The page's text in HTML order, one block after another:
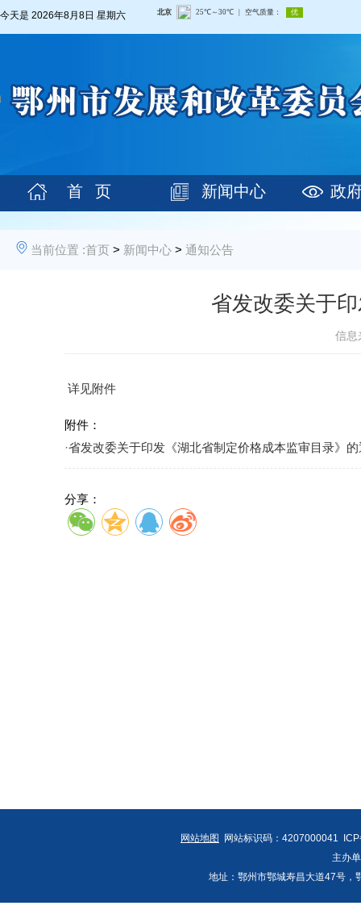
今天是 2026年8月8日 星期六
首 页 新闻中心 政
当前位置 :首页 > 新闻中心 > 通知公告
省发改委关于
信息
详见附件
附件：
·省发改委关于印发《湖北省制定价格成本监审目录》的
分享：
网站地图
网站标识码：4207000041
主办
地址：鄂州市鄂城寿昌大道47号